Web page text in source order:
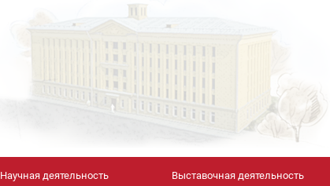
Научная деятельность Выставочная деятельность